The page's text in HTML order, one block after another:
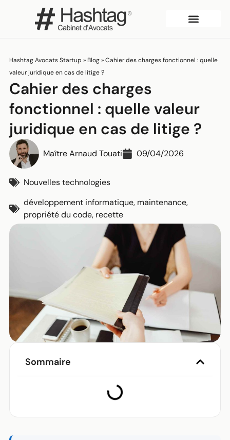
Hashtag Avocats Startup » Blog»Cahier des charges fonctionnel : quelle
valeur juridique en cas de litige ?
Cahier des charges
fonctionnel : quelle valeur
juridique en cas de litige ?
Maître Arnaud Touati 09/04/2026
Nouvelles technologies
développement informatique, maintenance,
propriété du code, recette
Sommaire